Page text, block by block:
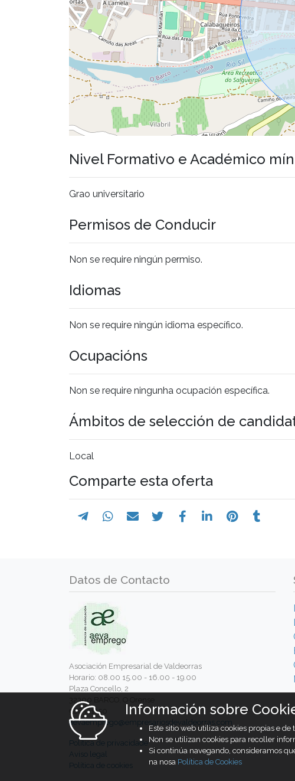
Nivel Formativo e Académico
Grao universitario
Permisos de Conducir
Non se require ningún permiso.
Idiomas
Non se require ningún idioma específico.
Ocupacións
Non se require ningunha ocupación específica.
Ámbitos de selección de
Local
Comparte esta oferta
Datos de Contacto
Asociación Empresarial de Valdeorras
Horario: 08.00 15.00 - 16.00 - 19.00
Plaza Concello, 2
32300 BARCO, O Orense
988321150
aevaemprego@empresariosdevaldeorras.com
Política de privacidade
Aviso legal
Política de cookies
Información sobre
Este sitio web utiliza cookies propias e
Non se utilizan cookies para recoller
Si continúa navegando, consideramos
na nosa Política de Cookies